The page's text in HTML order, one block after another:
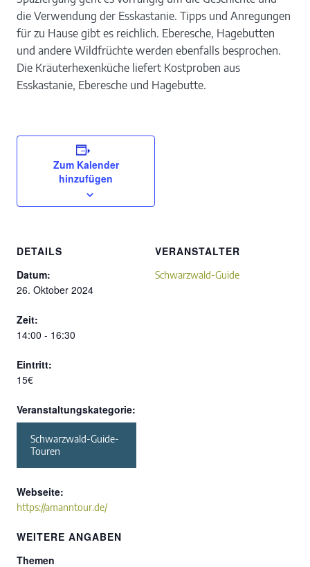
die Verwendung der Esskastanie. Tipps und Anregungen
für zu Hause gibt es reichlich. Eberesche, Hagebutten
und andere Wildfrüchte werden ebenfalls besprochen.
Die Kräuterhexenküche liefert Kostproben aus
Esskastanie, Eberesche und Hagebutte.
Zum Kalender
hinzufügen
DETAILS
Datum:
26. Oktober 2024
Zeit:
14:00 - 16:30
Eintritt:
15€
Veranstaltungskategorie:
Schwarzwald-Guide-
Touren
Webseite:
https://amanntour.de/
VERANSTALTER
Schwarzwald-Guide
WEITERE ANGABEN
Themen